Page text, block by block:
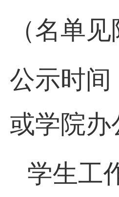
（名单见
公示时
或学院办
学生工